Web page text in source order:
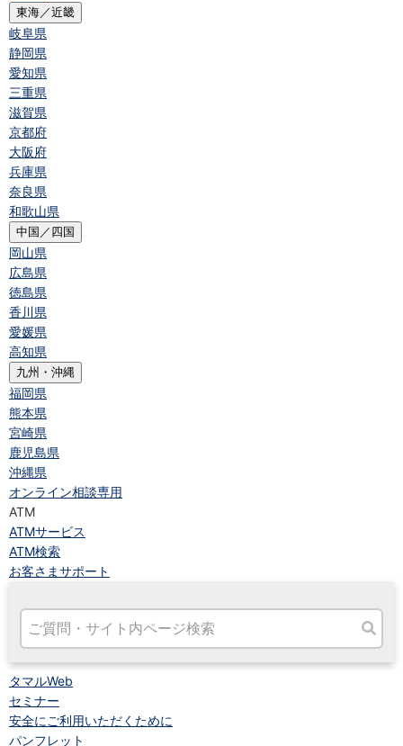
東海／近畿
岐阜県
静岡県
愛知県
三重県
滋賀県
京都府
大阪府
兵庫県
奈良県
和歌山県
中国／四国
岡山県
広島県
徳島県
香川県
愛媛県
高知県
九州・沖縄
福岡県
熊本県
宮崎県
鹿児島県
沖縄県
オンライン相談専用
ATM
ATMサービス
ATM検索
お客さまサポート
タマルWeb
セミナー
安全にご利用いただくために
パンフレット